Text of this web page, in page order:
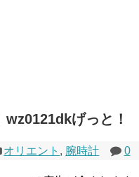
wz0121dkげっと！
オリエント , 腕時計 0